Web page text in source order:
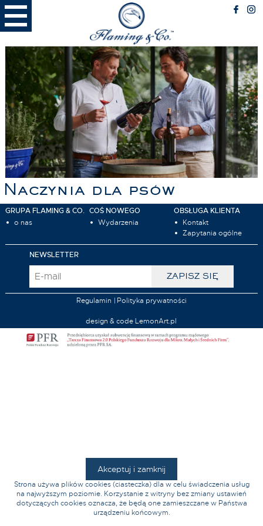
Menu
Miejsce spotkań
Miejsce przyjazne Psom
BIZNES
Spotkania biznesowe
Catering
Nietypowe lokalizacje
RODZINA
Przyjęcia rodzinne
FLAMING LATTE
Latte Menu
Miejsce
Naczynia dla psów
GRUPA FLAMING & CO.
o nas
COŚ NOWEGO
Wydarzenia
OBSŁUGA KLIENTA
Kontakt
Zapytania ogólne
NEWSLETTER
Regulamin Polityka prywatności
design & code LemonArt.pl
Akceptuj i zamknij
Strona używa plików cookies (ciasteczka) dla w celu świadczenia usług
na najwyższym poziomie. Korzystanie z witryny bez zmiany ustawień
dotyczących cookies oznacza, że będą one zamieszczane w Państwa
urządzeniu końcowym.